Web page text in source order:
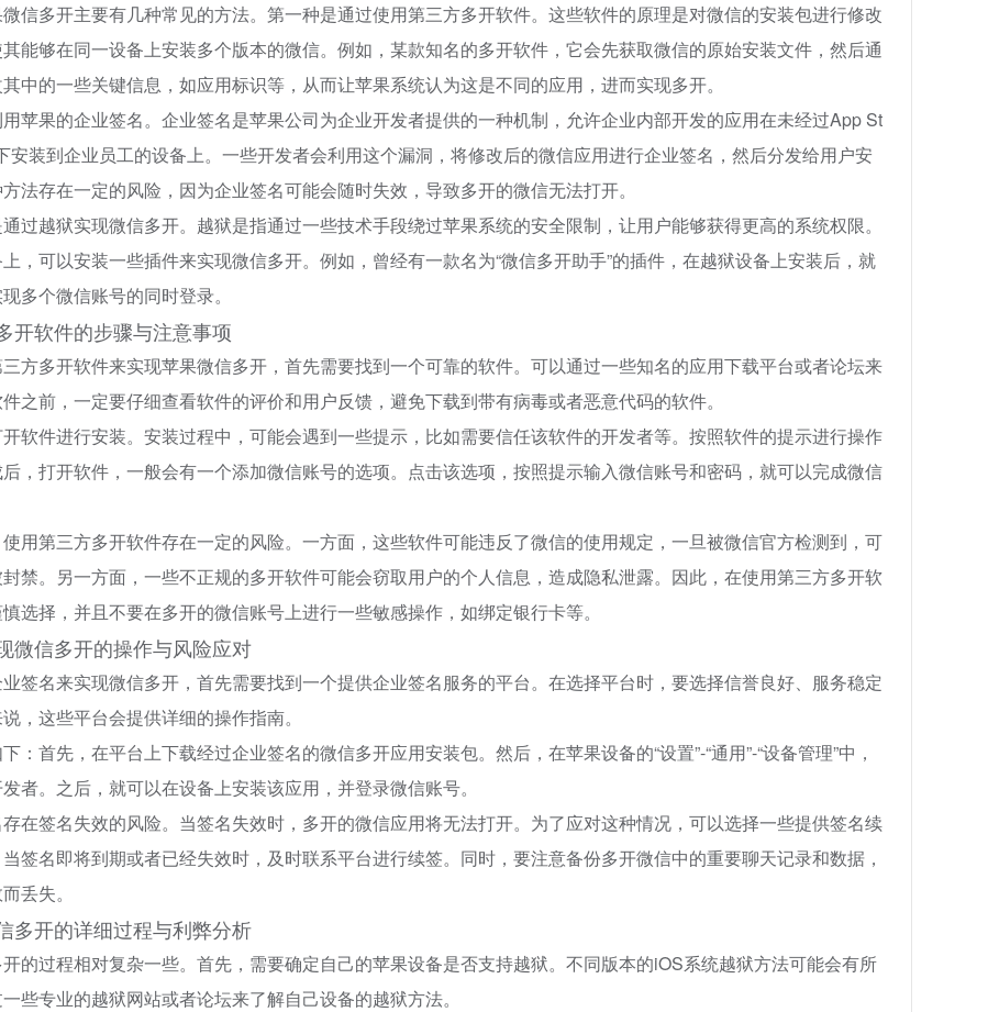
信多开主要有几种常见的方法。第一种是通过使用第三方多开软件。这些软件的原理是对微信的安装包进行修改
能够在同一设备上安装多个版本的微信。例如，某款知名的多开软件，它会先获取微信的原始安装文件，然后通
中的一些关键信息，如应用标识等，从而让苹果系统认为这是不同的应用，进而实现多开。
苹果的企业签名。企业签名是苹果公司为企业开发者提供的一种机制，允许企业内部开发的应用在未经过App St
安装到企业员工的设备上。一些开发者会利用这个漏洞，将修改后的微信应用进行企业签名，然后分发给用户安
法存在一定的风险，因为企业签名可能会随时失效，导致多开的微信无法打开。
过越狱实现微信多开。越狱是指通过一些技术手段绕过苹果系统的安全限制，让用户能够获得更高的系统权限。
，可以安装一些插件来实现微信多开。例如，曾经有一款名为“微信多开助手”的插件，在越狱设备上安装后，就
多个微信账号的同时登录。
开软件的步骤与注意事项
方多开软件来实现苹果微信多开，首先需要找到一个可靠的软件。可以通过一些知名的应用下载平台或者论坛来
之前，一定要仔细查看软件的评价和用户反馈，避免下载到带有病毒或者恶意代码的软件。
软件进行安装。安装过程中，可能会遇到一些提示，比如需要信任该软件的开发者等。按照软件的提示进行操作
，打开软件，一般会有一个添加微信账号的选项。点击该选项，按照提示输入微信账号和密码，就可以完成微信
用第三方多开软件存在一定的风险。一方面，这些软件可能违反了微信的使用规定，一旦被微信官方检测到，可
禁。另一方面，一些不正规的多开软件可能会窃取用户的个人信息，造成隐私泄露。因此，在使用第三方多开软
选择，并且不要在多开的微信账号上进行一些敏感操作，如绑定银行卡等。
微信多开的操作与风险应对
签名来实现微信多开，首先需要找到一个提供企业签名服务的平台。在选择平台时，要选择信誉良好、服务稳定
，这些平台会提供详细的操作指南。
：首先，在平台上下载经过企业签名的微信多开应用安装包。然后，在苹果设备的“设置”-“通用”-“设备管理”中，
者。之后，就可以在设备上安装该应用，并登录微信账号。
在签名失效的风险。当签名失效时，多开的微信应用将无法打开。为了应对这种情况，可以选择一些提供签名续
签名即将到期或者已经失效时，及时联系平台进行续签。同时，要注意备份多开微信中的重要聊天记录和数据，
丢失。
多开的详细过程与利弊分析
的过程相对复杂一些。首先，需要确定自己的苹果设备是否支持越狱。不同版本的iOS系统越狱方法可能会有所
些专业的越狱网站或者论坛来了解自己设备的越狱方法。